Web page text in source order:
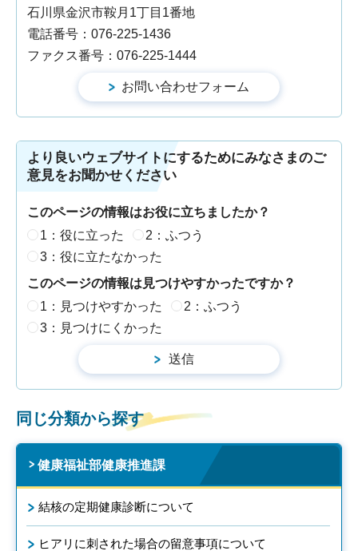
石川県金沢市鞍月1丁目1番地
電話番号：076-225-1436
ファクス番号：076-225-1444
より良いウェブサイトにするためにみなさまのご
意見をお聞かせください
このページの情報はお役に立ちましたか？
1：役に立った
2：ふつう
3：役に立たなかった
このページの情報は見つけやすかったですか？
1：見つけやすかった
2：ふつう
3：見つけにくかった
同じ分類から探す
健康福祉部健康推進課
結核の定期健康診断について
ヒアリに刺された場合の留意事項について